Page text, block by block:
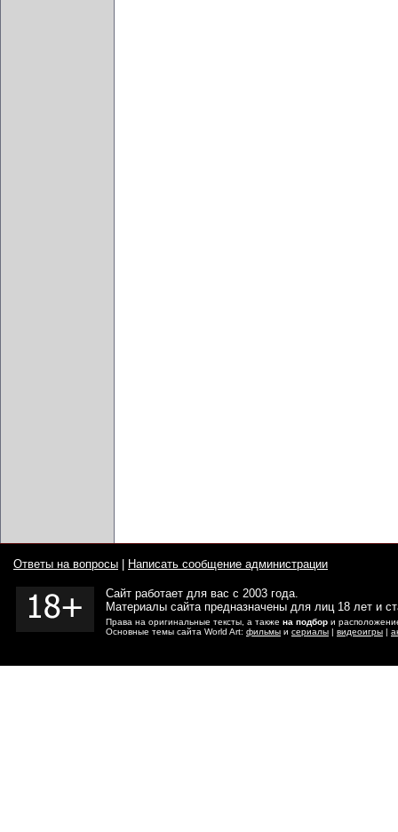
Ответы на вопросы Написать сообщение администрации
Сайт работает для вас с 2003 года.
Материалы сайта предназначены для лиц 18 лет и
Права на оригинальные тексты, а также на подбор и
Основные темы сайта World Art: фильмы и сериалы | видеоигры |